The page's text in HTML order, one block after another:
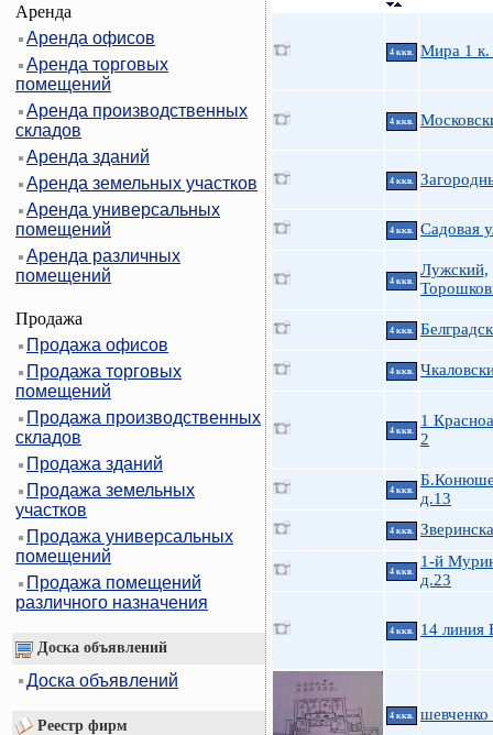
Аренда
Аренда офисов
Аренда торговых
помещений
Аренда производственных
складов
Аренда зданий
Аренда земельных участков
Аренда универсальных
помещений
Аренда различных
помещений
Продажа
Продажа офисов
Продажа торговых
помещений
Продажа производственных
складов
Продажа зданий
Продажа земельных
участков
Продажа универсальных
помещений
Продажа помещений
различного назначения
Доска объявлений
Доска объявлений
Реестр фирм
4 ккв. Мира 1 к.
4 ккв.
4 ккв.
4 ккв. Садовая
4 ккв.
Лужский,
4 ккв.
4 ккв.
4 ккв.
1
2
4 ккв.
д.13
4 ккв.
4 ккв.
1-й
д.23
4 ккв. 14 линия
4 ккв. шевченко